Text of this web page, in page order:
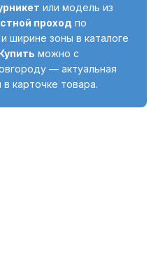
или модель из
проход по
ширине зоны в каталоге
можно с
— актуальная
в карточке товара.